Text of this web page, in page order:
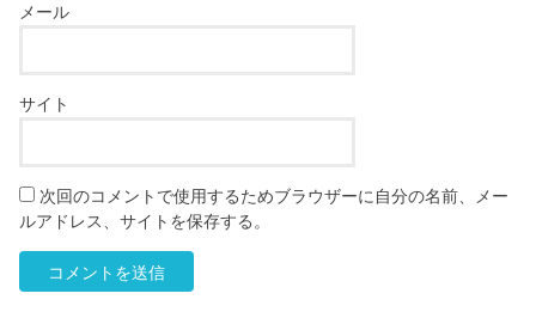
メール
サイト
次回のコメントで使用するためブラウザーに自分の名前、メー
ルアドレス、サイトを保存する。